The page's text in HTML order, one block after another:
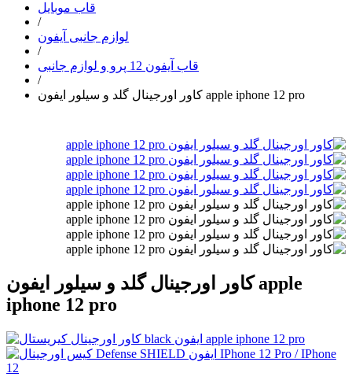
قاب موبایل
/
لوازم جانبی آیفون
/
قاب آیفون 12 پرو و لوازم جانبی
/
کاور اورجینال گلد و سیلور ایفون apple iphone 12 pro
کاور اورجینال گلد و سیلور ایفون apple
iphone 12 pro